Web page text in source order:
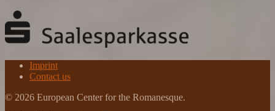
Imprint
Contact us
© 2026 European Center for the Romanesque.